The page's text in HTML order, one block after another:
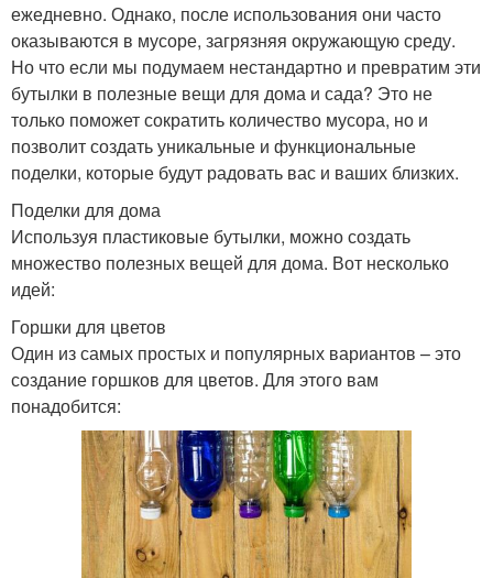
ежедневно. Однако, после использования они часто
оказываются в мусоре, загрязняя окружающую среду.
Но что если мы подумаем нестандартно и превратим эти
бутылки в полезные вещи для дома и сада? Это не
только поможет сократить количество мусора, но и
позволит создать уникальные и функциональные
поделки, которые будут радовать вас и ваших близких.
Поделки для дома
Используя пластиковые бутылки, можно создать
множество полезных вещей для дома. Вот несколько
идей:
Горшки для цветов
Один из самых простых и популярных вариантов – это
создание горшков для цветов. Для этого вам
понадобится: